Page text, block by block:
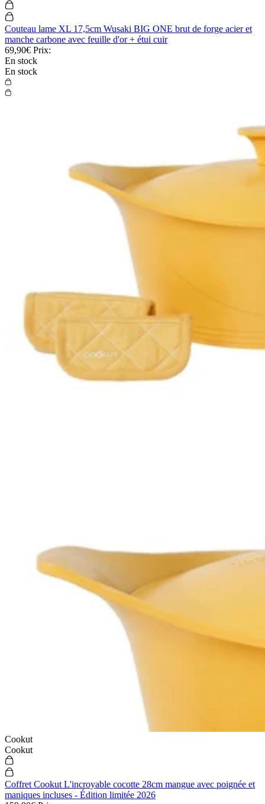
Couteau lame XL 17,5cm Wusaki BIG ONE brut de forge acier et
manche carbone avec feuille d'or + étui cuir
69,90€ Prix:
En stock
En stock
Cookut
Cookut
Coffret Cookut L'incroyable cocotte 28cm mangue avec poignée et
maniques incluses - Édition limitée 2026